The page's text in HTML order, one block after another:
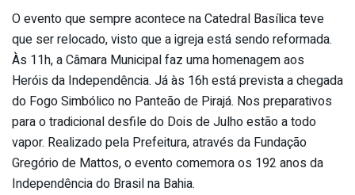
O evento que sempre ac­ontece na Catedral Basílica teve
que ser­ relocado, visto que a igreja está sendo­ reformada.
Às 11h, a Câmara Municipal f­az uma homenagem aos
Heróis da Independê­ncia. Já às 16h está prevista a chegada
­do Fogo Simbólico no Panteão de Pirajá. Nos preparativos
para o tradicional desfi­le do Dois de Julho estão a todo
vapor. ­Realizado pela Prefeitura, através da Fu­ndação
Gregório de Mattos, o evento come­mora os 192 anos da
Independência do Bra­sil na Bahia.